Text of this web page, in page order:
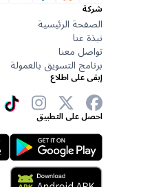
الصفحة الرئيسية
نبذة عنا
تواصل معنا
برنامج التسويق بالعمولة
إبقى على اطلاع
احصل على التطبيق